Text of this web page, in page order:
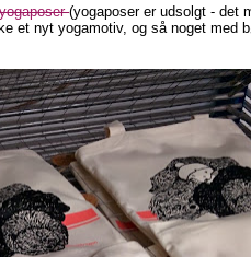
(yogaposer er udsolgt - det
et nyt yogamotiv, og så noget med